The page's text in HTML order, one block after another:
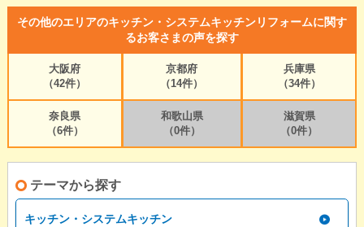
その他のエリアのキッチン・システムキッチンリフォームに関す
るお客さまの声を探す
大阪府
（42件）
京都府
（14件）
兵庫県
（34件）
奈良県
（6件）
和歌山県
（0件）
滋賀県
（0件）
テーマから探す
キッチン・システムキッチン